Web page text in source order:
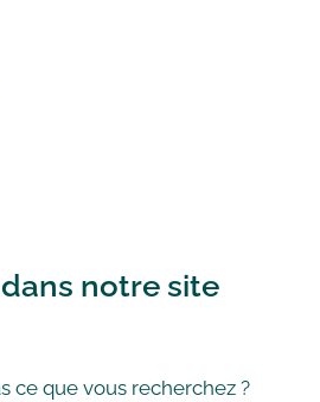
notre site
ce que vous recherchez ?